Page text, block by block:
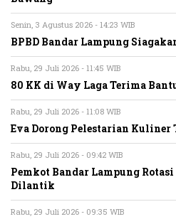
Senin, 3 Agustus 2026 - 14:23 WIB
BPBD Bandar Lampung
Rabu, 29 Juli 2026 - 11:45 WIB
80 KK di Way Laga Terima
Rabu, 29 Juli 2026 - 11:08 WIB
Eva Dorong Pelestarian
Rabu, 29 Juli 2026 - 09:42 WIB
Pemkot Bandar Lampung Rotasi
Dilantik
Rabu, 29 Juli 2026 - 09:35 WIB